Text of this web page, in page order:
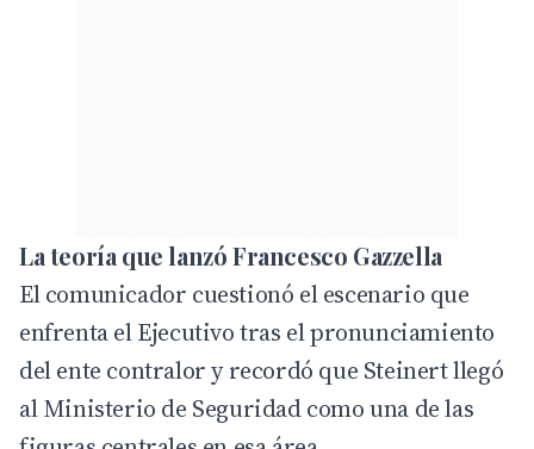
La teoría que lanzó Francesco Gazzella
El comunicador cuestionó el escenario que
enfrenta el Ejecutivo tras el pronunciamiento
del ente contralor y recordó que Steinert llegó
al Ministerio de Seguridad como una de las